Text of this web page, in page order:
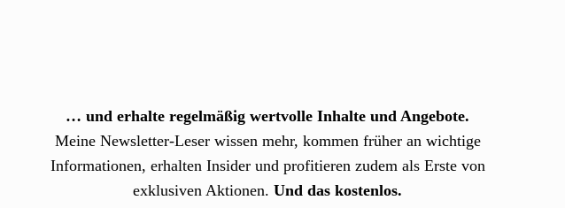
… und erhalte regelmäßig wertvolle Inhalte und Angebote.
Meine Newsletter-Leser wissen mehr, kommen früher an wichtige
Informationen, erhalten Insider und profitieren zudem als Erste von
exklusiven Aktionen. Und das kostenlos.